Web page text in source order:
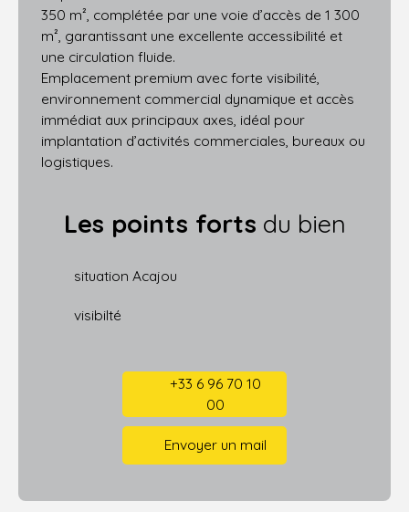
350 m², complétée par une voie d’accès de 1 300
m², garantissant une excellente accessibilité et
une circulation fluide.
Emplacement premium avec forte visibilité,
environnement commercial dynamique et accès
immédiat aux principaux axes, idéal pour
implantation d’activités commerciales, bureaux ou
logistiques.
Les points forts du bien
situation Acajou
visibilté
+33 6 96 70 10
00
Envoyer un mail